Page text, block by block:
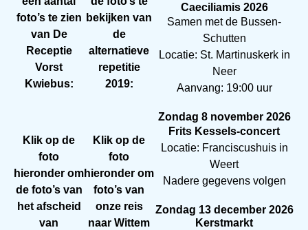
foto’s te zien
van De
Receptie
Vorst
Kwiebus:
bekijken van
de
alternatieve
repetitie
2019:
Klik op de
foto
hieronder om
de foto’s van
het afscheid
van
Klik op de
foto
hieronder om
foto’s van
onze reis
naar Wittem
Caeciliamis 2026
Samen met de Bussen-
Schutten
Locatie: St. Martinuskerk in
Neer
Aanvang: 19:00 uur
Zondag 8 november 2026
Frits Kessels-concert
Locatie: Franciscushuis in
Weert
Nadere gegevens volgen
Zondag 13 december 2026
Kerstmarkt